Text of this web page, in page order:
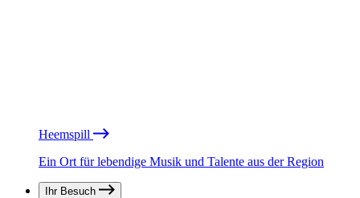
Heemspill
Ein Ort für lebendige Musik und Talente aus der Region
Ihr Besuch